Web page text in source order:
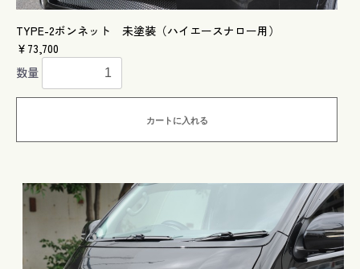
TYPE-2ボンネット 未塗装（ハイエースナロー用）
￥73,700
数量
カートに入れる